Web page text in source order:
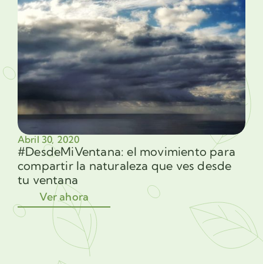
Abril 30, 2020
#DesdeMiVentana: el movimiento para
compartir la naturaleza que ves desde
tu ventana
Ver ahora